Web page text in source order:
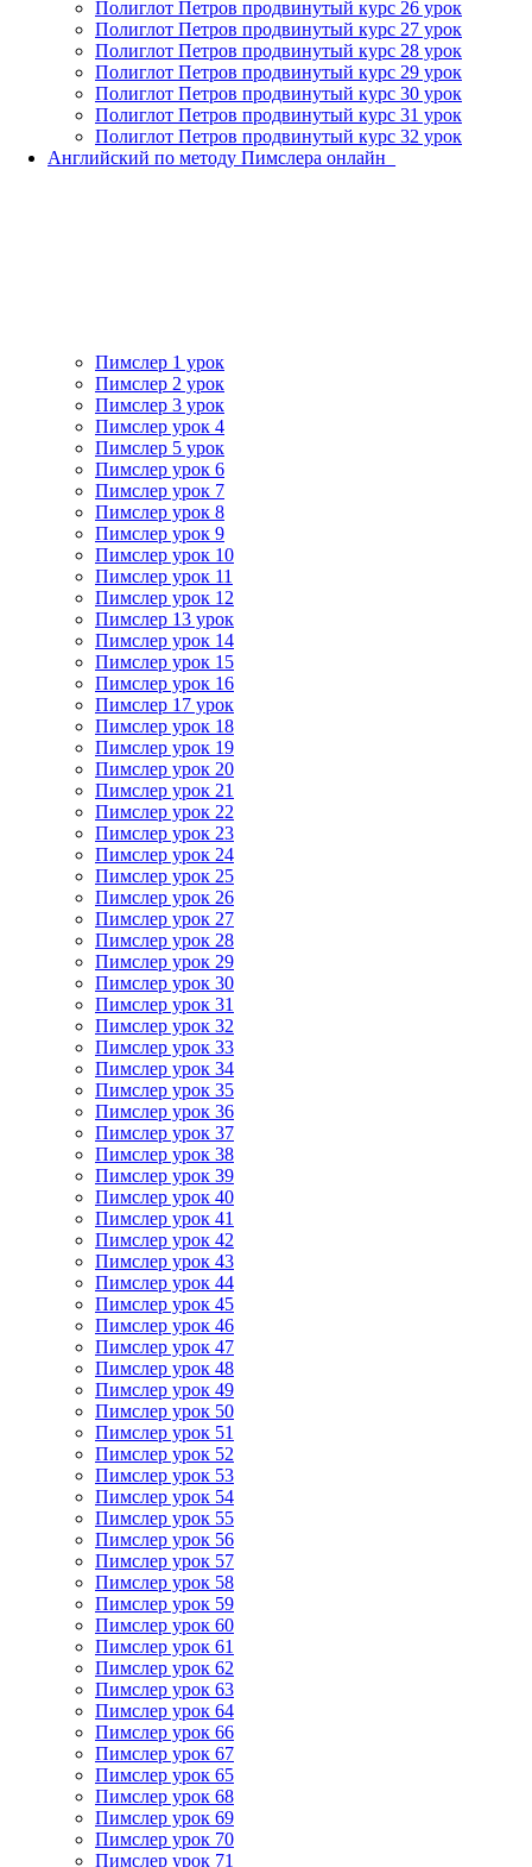
Полиглот Петров продвинутый курс 26 урок
Полиглот Петров продвинутый курс 27 урок
Полиглот Петров продвинутый курс 28 урок
Полиглот Петров продвинутый курс 29 урок
Полиглот Петров продвинутый курс 30 урок
Полиглот Петров продвинутый курс 31 урок
Полиглот Петров продвинутый курс 32 урок
Английский по методу Пимслера онлайн_
Пимслер 1 урок
Пимслер 2 урок
Пимслер 3 урок
Пимслер урок 4
Пимслер 5 урок
Пимслер урок 6
Пимслер урок 7
Пимслер урок 8
Пимслер урок 9
Пимслер урок 10
Пимслер урок 11
Пимслер урок 12
Пимслер 13 урок
Пимслер урок 14
Пимслер урок 15
Пимслер урок 16
Пимслер 17 урок
Пимслер урок 18
Пимслер урок 19
Пимслер урок 20
Пимслер урок 21
Пимслер урок 22
Пимслер урок 23
Пимслер урок 24
Пимслер урок 25
Пимслер урок 26
Пимслер урок 27
Пимслер урок 28
Пимслер урок 29
Пимслер урок 30
Пимслер урок 31
Пимслер урок 32
Пимслер урок 33
Пимслер урок 34
Пимслер урок 35
Пимслер урок 36
Пимслер урок 37
Пимслер урок 38
Пимслер урок 39
Пимслер урок 40
Пимслер урок 41
Пимслер урок 42
Пимслер урок 43
Пимслер урок 44
Пимслер урок 45
Пимслер урок 46
Пимслер урок 47
Пимслер урок 48
Пимслер урок 49
Пимслер урок 50
Пимслер урок 51
Пимслер урок 52
Пимслер урок 53
Пимслер урок 54
Пимслер урок 55
Пимслер урок 56
Пимслер урок 57
Пимслер урок 58
Пимслер урок 59
Пимслер урок 60
Пимслер урок 61
Пимслер урок 62
Пимслер урок 63
Пимслер урок 64
Пимслер урок 66
Пимслер урок 67
Пимслер урок 65
Пимслер урок 68
Пимслер урок 69
Пимслер урок 70
Пимслер урок 71